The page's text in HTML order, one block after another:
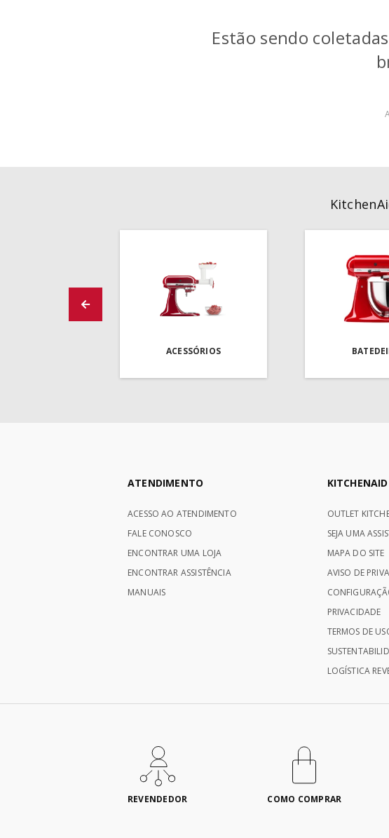
Estão sendo
ACESSÓRIOS
ATENDIMENTO
ACESSO AO ATENDIMENTO
FALE CONOSCO
ENCONTRAR UMA LOJA
ENCONTRAR ASSISTÊNCIA
MANUAIS
KITCHENAID
OUTLET
SEJA UMA
MAPA DO SITE
AVISO DE
PRIVACIDADE
TERMOS DE
LOGÍSTICA
REVENDEDOR COMO COMPRAR